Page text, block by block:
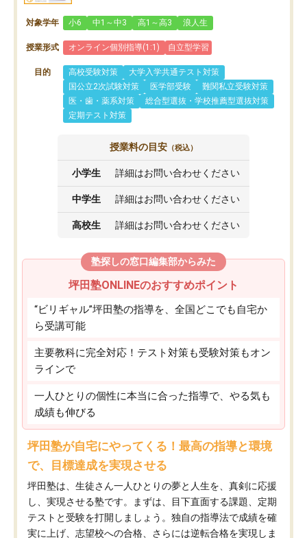
対象学年 小6 中1～中3 高1～高3 浪人生
授業形式 オンライン個別指導(1:1) 自立型学習
目的 高校受験対策
大学入学共通テスト対策
国公立2次試験対策
医学部受験
難関私立受験対策
医・歯・薬系対策
総合型選抜・学校推薦型選抜対策
定期テスト対策
授業料の目安 （税込）
小学生 詳細はお問い合わせください
中学生 詳細はお問い合わせください
高校生 詳細はお問い合わせください
塾探しの窓口編集部からみた
坪田塾ONLINEのおすすめポイント
“ビリギャル”坪田塾の指導を、全国どこでも自宅か
ら受講可能
主要教科に完全対応！テスト対策も受験対策もオン
ラインで
一人ひとりの個性に本当に合った指導で、やる気も
成績も伸びる
坪田塾が自宅にやってくる！最高の指導と環境
で、目標達成を実現させる
坪田塾は、生徒さん一人ひとりの夢と人生を、真剣に応援
し、実現させる塾です。まずは、目下直面する課題、定期
テストと受験を打開しましょう。独自の指導法で成績を確
実に上げ、志望校への合格、さらには逆転合格を実現しま